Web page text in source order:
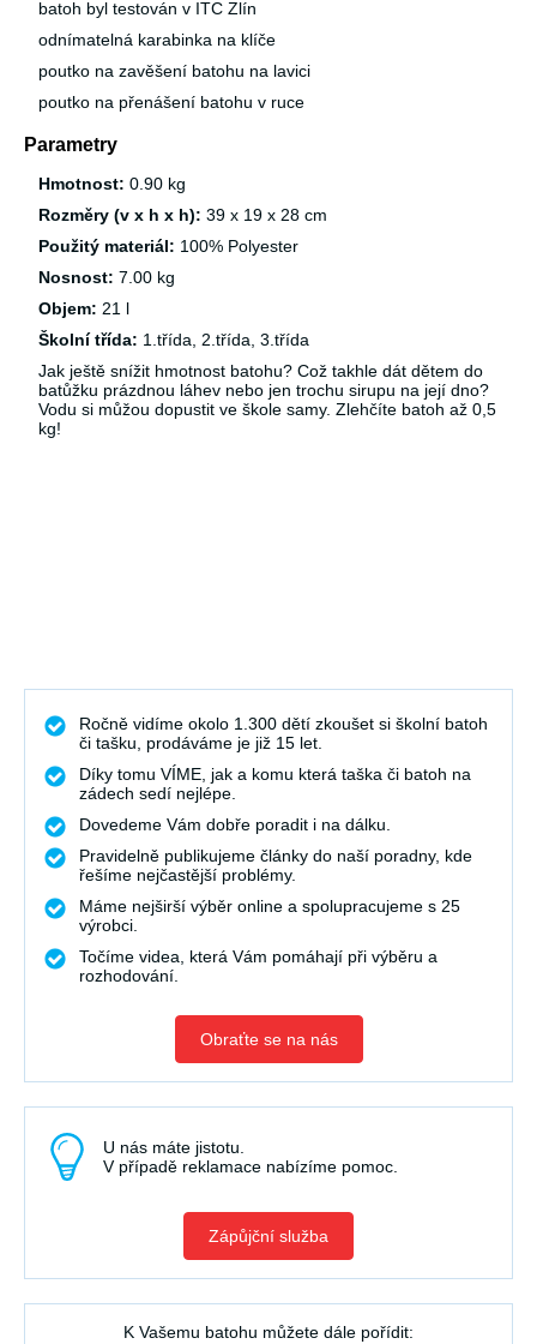
batoh byl testován v ITC Zlín
odnímatelná karabinka na klíče
poutko na zavěšení batohu na lavici
poutko na přenášení batohu v ruce
Parametry
Hmotnost: 0.90 kg
Rozměry (v x h x h): 39 x 19 x 28 cm
Použitý materiál: 100% Polyester
Nosnost: 7.00 kg
Objem: 21 l
Školní třída: 1.třída, 2.třída, 3.třída
Jak ještě snížit hmotnost batohu? Což takhle dát dětem do
batůžku prázdnou láhev nebo jen trochu sirupu na její dno?
Vodu si můžou dopustit ve škole samy. Zlehčíte batoh až 0,5
kg!
Ročně vidíme okolo 1.300 dětí zkoušet si školní batoh
či tašku, prodáváme je již 15 let.
Díky tomu VÍME, jak a komu která taška či batoh na
zádech sedí nejlépe.
Dovedeme Vám dobře poradit i na dálku.
Pravidelně publikujeme články do naší poradny, kde
řešíme nejčastější problémy.
Máme nejširší výběr online a spolupracujeme s 25
výrobci.
Točíme videa, která Vám pomáhají při výběru a
rozhodování.
Obraťte se na nás
U nás máte jistotu.
V případě reklamace nabízíme pomoc.
Zápůjční služba
K Vašemu batohu můžete dále pořídit: